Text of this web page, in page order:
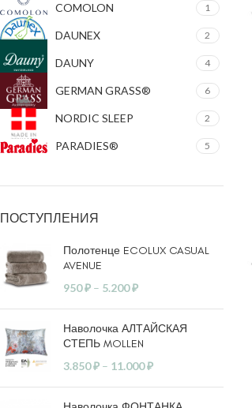
COMOLON 1
DAUNEX 2
DAUNY 4
GERMAN GRASS® 6
NORDIC SLEEP 2
PARADIES® 5
ПОСТУПЛЕНИЯ
Полотенце ECOLUX CASUAL
AVENUE
950₽ – 5.200₽
Наволочка АЛТАЙСКАЯ
СТЕПЬ MOLLEN
3.850₽ – 11.000₽